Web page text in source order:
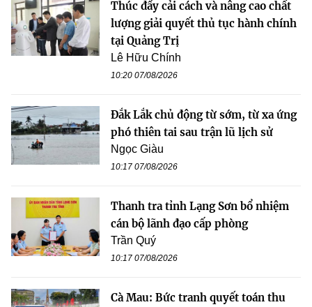
Thúc đẩy cải cách và nâng cao chất
lượng giải quyết thủ tục hành chính
tại Quảng Trị
Lê Hữu Chính
10:20 07/08/2026
Đắk Lắk chủ động từ sớm, từ xa ứng
phó thiên tai sau trận lũ lịch sử
Ngọc Giàu
10:17 07/08/2026
Thanh tra tỉnh Lạng Sơn bổ nhiệm
cán bộ lãnh đạo cấp phòng
Trần Quý
10:17 07/08/2026
Cà Mau: Bức tranh quyết toán thu